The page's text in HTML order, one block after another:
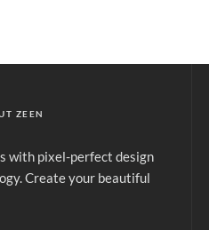
ZEEN
with pixel-perfect design
Create your beautiful